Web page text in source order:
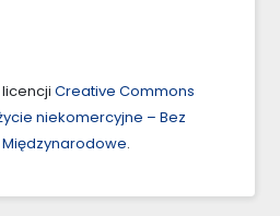
Creative Commons
niekomercyjne – Bez
.